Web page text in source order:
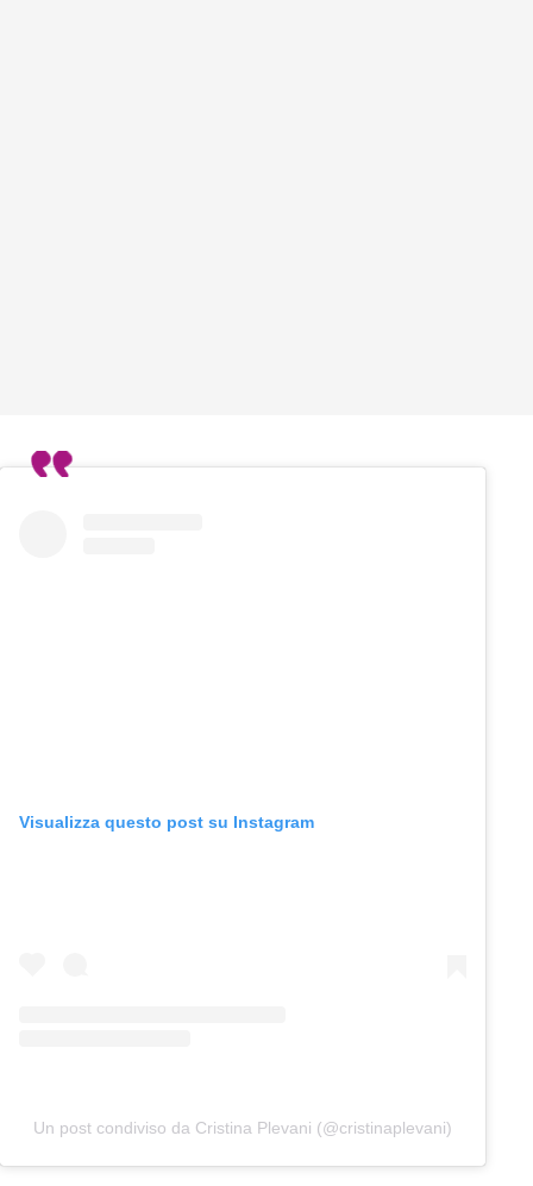
Visualizza questo post su Instagram
Un post condiviso da Cristina Plevani (@cristinaplevani)